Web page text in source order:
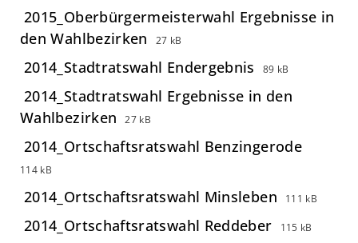
2015_Oberbürgermeisterwahl Ergebnisse in
den Wahlbezirken
27 kB
2014_Stadtratswahl Endergebnis 89 kB
2014_Stadtratswahl Ergebnisse in den
Wahlbezirken
27 kB
2014_Ortschaftsratswahl Benzingerode
114 kB
2014_Ortschaftsratswahl Minsleben 111 kB
2014_Ortschaftsratswahl Reddeber 115 kB